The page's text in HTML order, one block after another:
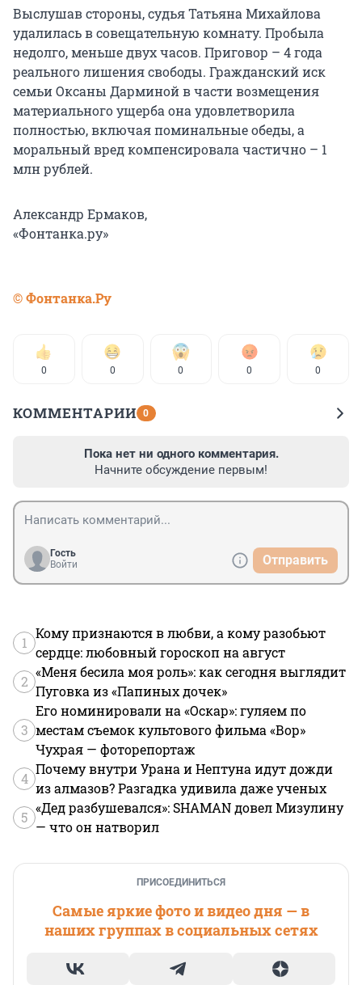
Выслушав стороны, судья Татьяна Михайлова
удалилась в совещательную комнату. Пробыла
недолго, меньше двух часов. Приговор – 4 года
реального лишения свободы. Гражданский иск
семьи Оксаны Дарминой в части возмещения
материального ущерба она удовлетворила
полностью, включая поминальные обеды, а
моральный вред компенсировала частично – 1
млн рублей.
Александр Ермаков,
«Фонтанка.ру»
© Фонтанка.Ру
0 0 0 0 0
КОММЕНТАРИИ 0
Пока нет ни одного комментария.
Начните обсуждение первым!
Гость
Войти
Отправить
1
Кому признаются в любви, а кому разобьют
сердце: любовный гороскоп на август
2
«Меня бесила моя роль»: как сегодня выглядит
Пуговка из «Папиных дочек»
3
Его номинировали на «Оскар»: гуляем по
местам съемок культового фильма «Вор»
Чухрая — фоторепортаж
4
Почему внутри Урана и Нептуна идут дожди
из алмазов? Разгадка удивила даже ученых
5
«Дед разбушевался»: SHAMAN довел Мизулину
— что он натворил
ПРИСОЕДИНИТЬСЯ
Самые яркие фото и видео дня — в
наших группах в социальных сетях